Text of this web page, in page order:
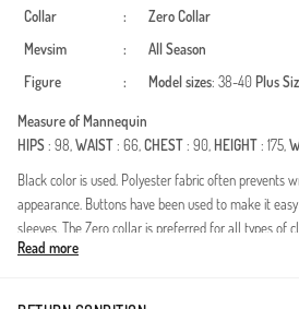
Collar
:
Zero Collar
Mevsim
:
All Season
Figure
: Model sizes: 38-40 Plus
Measure of Mannequin
HIPS: 98,WAIST: 66,CHEST: 90, HEIGHT: 175,
Black color is used. Polyester fabric often prevents
appearance. Buttons have been used to make it
sleeves. The Zero collar is preferred for all types of
Plus size option available.
modebewuste vrouw die kiest voor bescheidenheid.
Read more